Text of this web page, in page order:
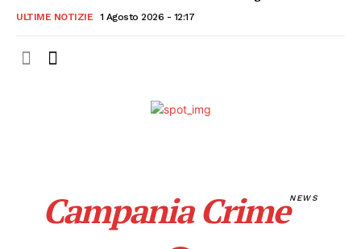
ULTIME NOTIZIE 1 Agosto 2026 - 12:17
Campania CrimeNEWS